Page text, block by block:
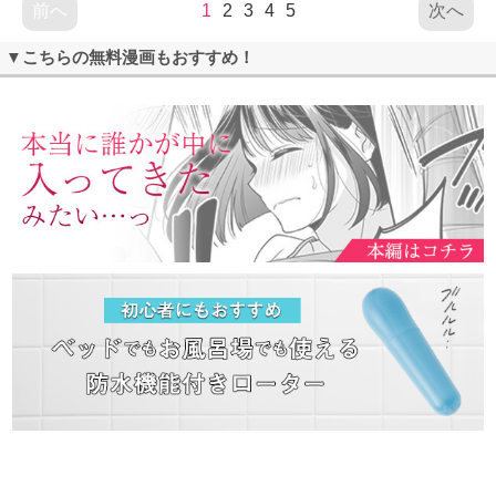
前へ 1 2 3 4 5 次へ
▼こちらの無料漫画もおすすめ！